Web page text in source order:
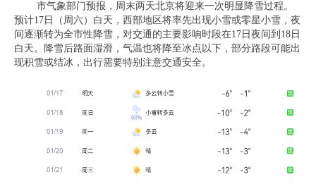
市气象部门预报，周末两天北京将迎来一次明显降雪过程。
预计17日（周六）白天，西部地区将率先出现小雪或零星小雪，夜
间逐渐转为全市性降雪，对交通的主要影响时段在17日夜间到18日
白天。降雪后路面湿滑，气温也将降至冰点以下，部分路段可能出
现积雪或结冰，出行需要特别注意交通安全。